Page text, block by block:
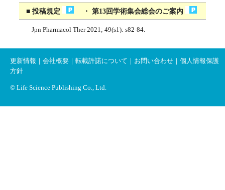
■ 投稿規定 ・ 第13回学術集会総会のご案内
Jpn Pharmacol Ther 2021; 49(s1): s82-84.
更新情報 ｜会社概要 ｜転載許諾について お問い合わせ ｜個人情報保護
方針
© Life Science Publishing Co., Ltd.